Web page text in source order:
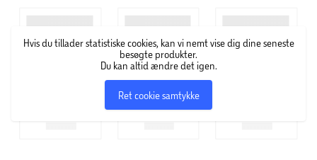
Hvis du tillader statistiske cookies, kan vi nemt vise dig dine seneste
besøgte produkter.
Du kan altid ændre det igen.
Ret cookie samtykke